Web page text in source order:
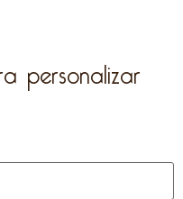
personalizar